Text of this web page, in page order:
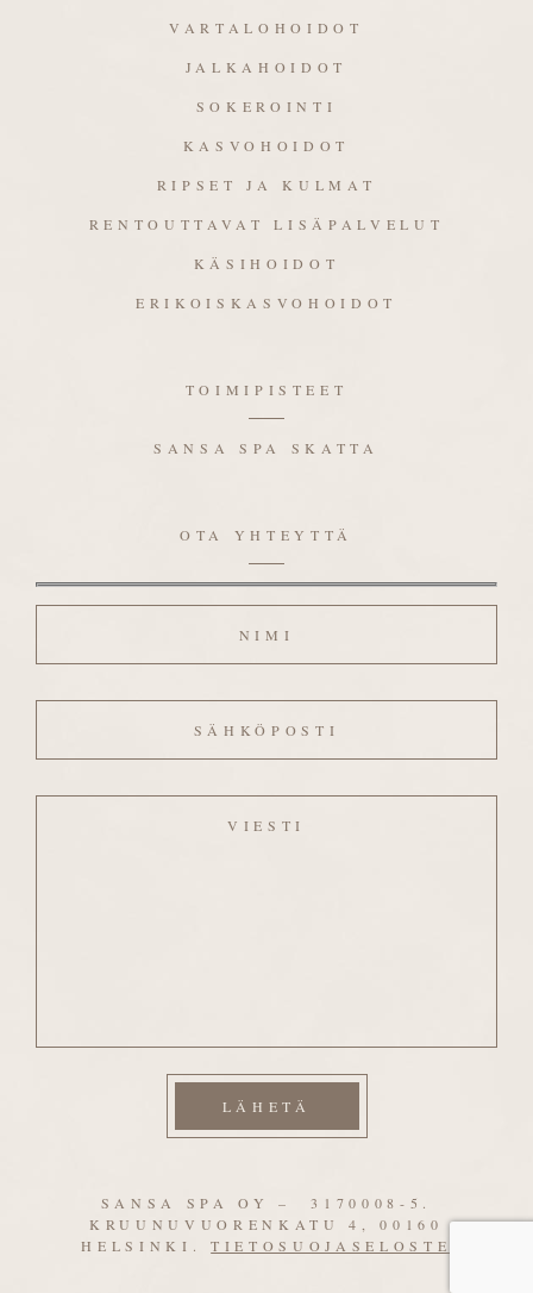
VARTALOHOIDOT
JALKAHOIDOT
SOKEROINTI
KASVOHOIDOT
RIPSET JA KULMAT
RENTOUTTAVAT LISÄPALVELUT
KÄSIHOIDOT
ERIKOISKASVOHOIDOT
TOIMIPISTEET
SANSA SPA SKATTA
OTA YHTEYTTÄ
Nimi
Sähköposti
Viesti
SANSA SPA OY – 3170008-5.
KRUUNUVUORENKATU 4, 00160
HELSINKI.TIETOSUOJASELOSTE